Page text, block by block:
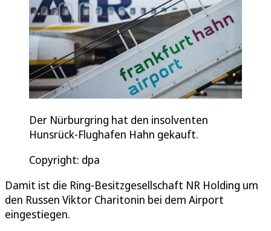
Der Nürburgring hat den insolventen
Hunsrück-Flughafen Hahn gekauft.
Copyright: dpa
Damit ist die Ring-Besitzgesellschaft NR Holding um
den Russen Viktor Charitonin bei dem Airport
eingestiegen.